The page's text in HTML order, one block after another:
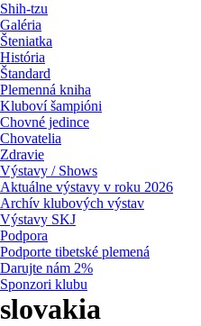
Shih-tzu
Galéria
Šteniatka
História
Štandard
Plemenná kniha
Kluboví šampióni
Chovné jedince
Chovatelia
Zdravie
Výstavy / Shows
Aktuálne výstavy v roku 2026
Archív klubových výstav
Výstavy SKJ
Podpora
Podporte tibetské plemená
Darujte nám 2%
Sponzori klubu
slovakia